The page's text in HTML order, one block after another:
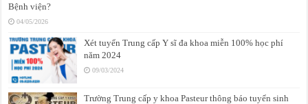
Bệnh viện?
04/05/2026
Xét tuyển Trung cấp Y sĩ đa khoa miễn 100% học phí
năm 2024
09/03/2024
Trường Trung cấp y khoa Pasteur thông báo tuyển sinh